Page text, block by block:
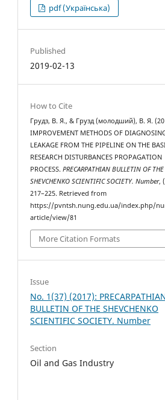
pdf (Українська)
Published
2019-02-13
How to Cite
Грудз, В. Я., & Грузд (молодший), В. Я.
IMPROVEMENT METHODS OF
LEAKAGE FROM THE PIPELINE ON THE
RESEARCH DISTURBANCES PROPAGATION
PROCESS.PRECARPATHIAN BULLETIN OF THE
SHEVCHENKO SCIENTIFIC SOCIETY. Number,
217–225. Retrieved from
https://pvntsh.nung.edu.ua/index.php/
article/view/81
More Citation Formats
Issue
No. 1(37) (2017):
BULLETIN OF THE SHEVCHENKO
SCIENTIFIC SOCIETY. Number
Section
Oil and Gas Industry